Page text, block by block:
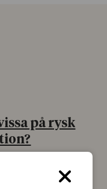
på rysk
benägna att tro på